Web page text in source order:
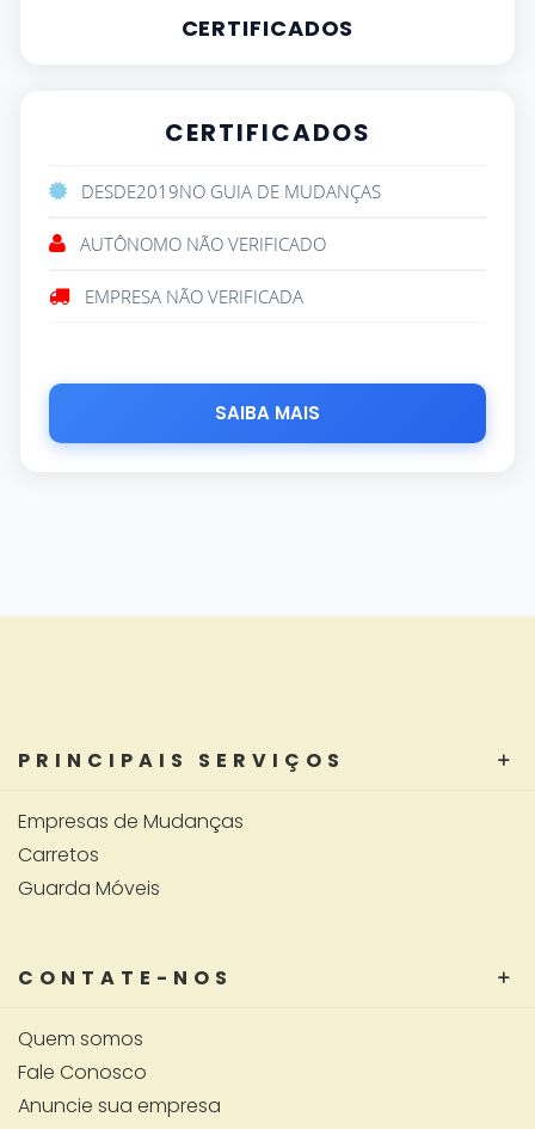
CERTIFICADOS
CERTIFICADOS
DESDE2019NO GUIA DE MUDANÇAS
AUTÔNOMO NÃO VERIFICADO
EMPRESA NÃO VERIFICADA
SAIBA MAIS
PRINCIPAIS SERVIÇOS
Empresas de Mudanças
Carretos
Guarda Móveis
CONTATE-NOS
Quem somos
Fale Conosco
Anuncie sua empresa